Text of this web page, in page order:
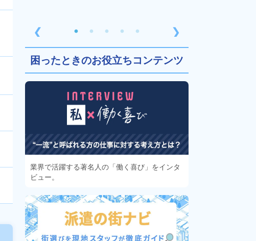
❮ ❯
困ったときのお役立ちコンテンツ
業界で活躍する著名人の「働く喜び」をインタ
ビュー。